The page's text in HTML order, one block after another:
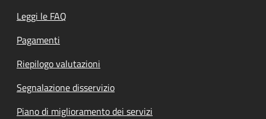
Leggi le FAQ
Pagamenti
Riepilogo valutazioni
Segnalazione disservizio
Piano di miglioramento dei servizi